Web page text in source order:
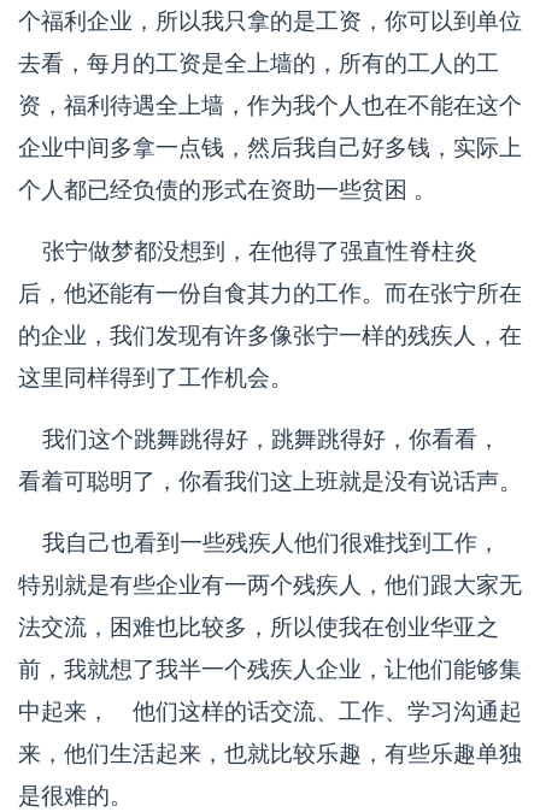
个福利企业，所以我只拿的是工资，你可以到单位
去看，每月的工资是全上墙的，所有的工人的工
资，福利待遇全上墙，作为我个人也在不能在这个
企业中间多拿一点钱，然后我自己好多钱，实际上
个人都已经负债的形式在资助一些贫困 。
张宁做梦都没想到，在他得了强直性脊柱炎
后，他还能有一份自食其力的工作。而在张宁所在
的企业，我们发现有许多像张宁一样的残疾人，在
这里同样得到了工作机会。
我们这个跳舞跳得好，跳舞跳得好，你看看，
看着可聪明了，你看我们这上班就是没有说话声。
我自己也看到一些残疾人他们很难找到工作，
特别就是有些企业有一两个残疾人，他们跟大家无
法交流，困难也比较多，所以使我在创业华亚之
前，我就想了我半一个残疾人企业，让他们能够集
中起来， 他们这样的话交流、工作、学习沟通起
来，他们生活起来，也就比较乐趣，有些乐趣单独
是很难的。